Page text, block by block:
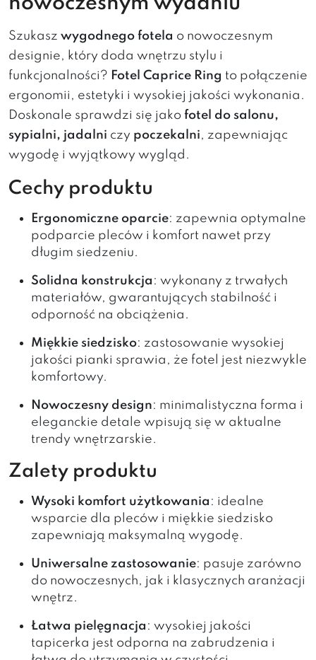
Szukasz wygodnego fotela o nowoczesnym
designie, który doda wnętrzu stylu i
funkcjonalności? Fotel Caprice Ring to połączenie
ergonomii, estetyki i wysokiej jakości wykonania.
Doskonale sprawdzi się jako fotel do salonu,
sypialni, jadalni czy poczekalni, zapewniając
wygodę i wyjątkowy wygląd.
Cechy produktu
Ergonomiczne oparcie: zapewnia optymalne
podparcie pleców i komfort nawet przy
długim siedzeniu.
Solidna konstrukcja : wykonany z trwałych
materiałów, gwarantujących stabilność i
odporność na obciążenia.
Miękkie siedzisko: zastosowanie wysokiej
jakości pianki sprawia, że fotel jest niezwykle
komfortowy.
Nowoczesny design: minimalistyczna forma i
eleganckie detale wpisują się w aktualne
trendy wnętrzarskie.
Zalety produktu
Wysoki komfort użytkowania : idealne
wsparcie dla pleców i miękkie siedzisko
zapewniają maksymalną wygodę.
Uniwersalne zastosowanie: pasuje zarówno
do nowoczesnych, jak i klasycznych aranżacji
wnętrz.
Łatwa pielęgnacja : wysokiej jakości
tapicerka jest odporna na zabrudzenia i